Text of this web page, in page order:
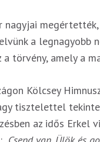
nagyjai
a legnagyobb
a törvény, amely a
Kölcsey
tisztelettel
az idős Erkel